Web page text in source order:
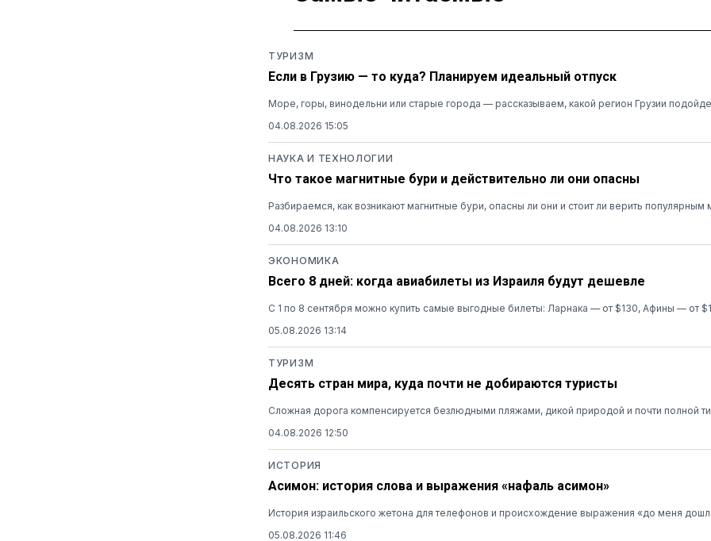
ТУРИЗМ
Если в Грузию — то куда? Планируем идеальный отпуск
Море, горы, винодельни или старые города — рассказываем, какой регион Грузии
04.08.2026 15:05
НАУКА И ТЕХНОЛОГИИ
Что такое магнитные бури и действительно ли они опасны
Разбираемся, как возникают магнитные бури, опасны ли они и стоит ли верить популярным
04.08.2026 13:10
ЭКОНОМИКА
Всего 8 дней: когда авиабилеты из Израиля будут дешевле
С 1 по 8 сентября можно купить самые выгодные билеты: Ларнака — от $130, Афины — от
05.08.2026 13:14
ТУРИЗМ
Десять стран мира, куда почти не добираются туристы
Сложная дорога компенсируется безлюдными пляжами, дикой природой и почти полной
04.08.2026 12:50
ИСТОРИЯ
Асимон: история слова и выражения «нафаль асимон»
История израильского жетона для телефонов и происхождение выражения «до меня
05.08.2026 11:46